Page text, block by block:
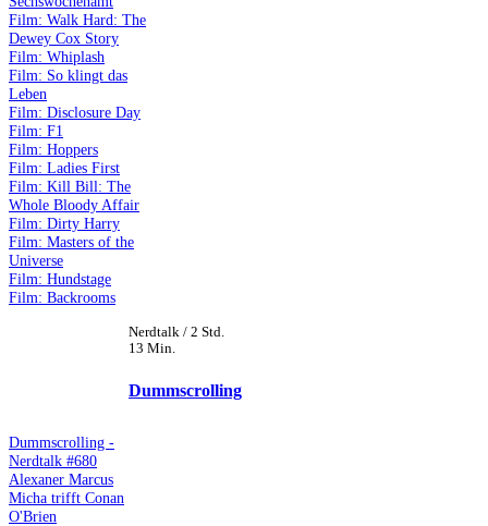
Film: Walk Hard: The
Dewey Cox Story
Film: Whiplash
Film: So klingt das
Leben
Film: Disclosure Day
Film: F1
Film: Hoppers
Film: Ladies First
Film: Kill Bill: The
Whole Bloody Affair
Film: Dirty Harry
Film: Masters of the
Universe
Film: Hundstage
Film: Backrooms
Nerdtalk / 2 Std.
13 Min.
Dummscrolling
Dummscrolling -
Nerdtalk #680
Alexaner Marcus
Micha trifft Conan
O'Brien